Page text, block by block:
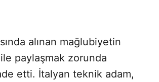
alınan mağlubiyetin
paylaşmak zorunda
etti. İtalyan teknik adam,